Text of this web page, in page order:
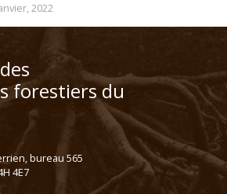
2022
forestiers du
bureau 565
4E7